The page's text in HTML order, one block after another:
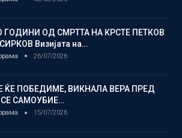
ГОДИНИ ОД СМРТТА НА КРСТЕ ПЕТКОВ
Визијата на…
26/07/2026
ЌЕ ПОБЕДИМЕ, ВИКНАЛА ВЕРА ПРЕД
САМОУБИЕ…
15/07/2026